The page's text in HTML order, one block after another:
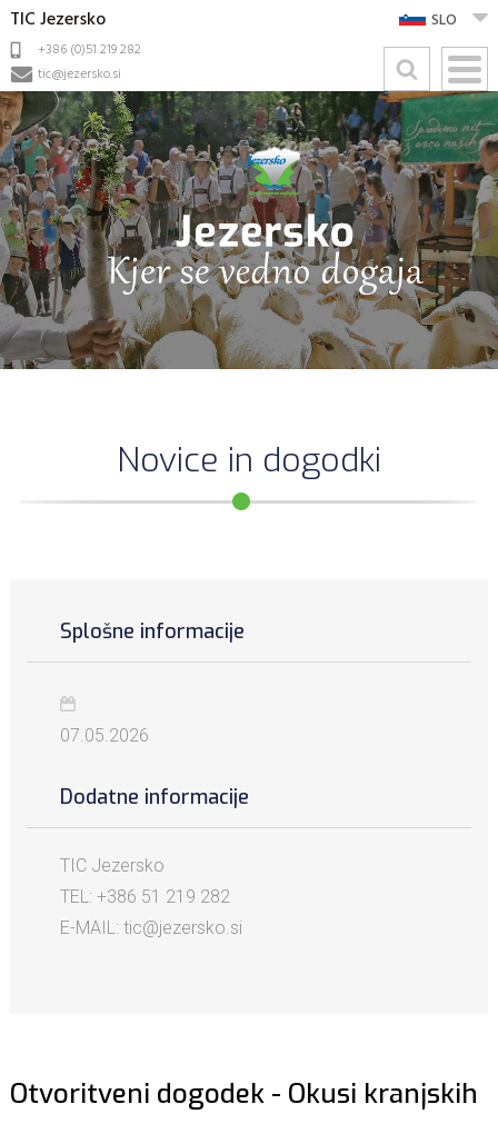
TIC Jezersko
+386 (0)51 219 282
tic@jezersko.si
SLO
Novice in dogodki
Splošne informacije
07.05.2026
Dodatne informacije
TIC Jezersko
TEL: +386 51 219 282
E-MAIL: tic@jezersko.si
Otvoritveni dogodek - Okusi kranjskih